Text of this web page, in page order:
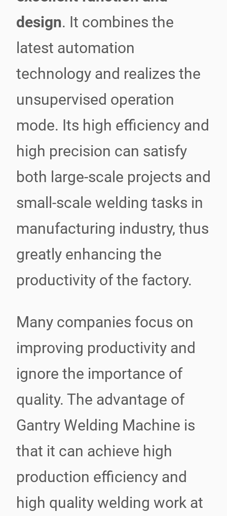
design. It combines the
latest automation
technology and realizes the
unsupervised operation
mode. Its high efficiency and
high precision can satisfy
both large-scale projects and
small-scale welding tasks in
manufacturing industry, thus
greatly enhancing the
productivity of the factory.
Many companies focus on
improving productivity and
ignore the importance of
quality. The advantage of
Gantry Welding Machine is
that it can achieve high
production efficiency and
high quality welding work at